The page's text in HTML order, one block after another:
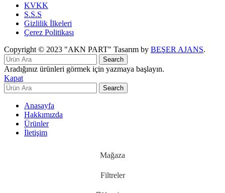
KVKK
S.S.S
Gizlilik İlkeleri
Çerez Politikası
Copyright © 2023 "AKN PART" Tasarım by BEŞER AJANS.
Search
Aradığınız ürünleri görmek için yazmaya başlayın.
Kapat
Search
Anasayfa
Hakkımızda
Ürünler
İletişim
Mağaza
Filtreler